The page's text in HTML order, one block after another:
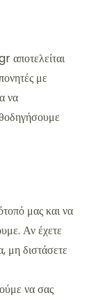
με
να
μας και να
Αν έχετε
μη διστάσετε
να σας